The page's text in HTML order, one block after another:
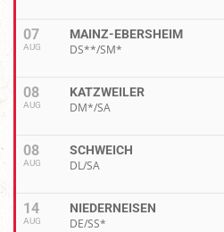
07
AUG
MAINZ-EBERSHEIM
DS**/SM*
08
AUG
KATZWEILER
DM*/SA
08
AUG
SCHWEICH
DL/SA
14
AUG
NIEDERNEISEN
DE/SS*